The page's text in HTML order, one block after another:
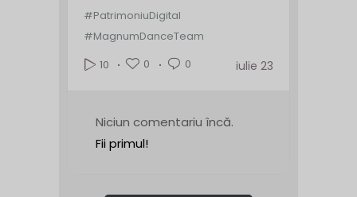
#PatrimoniuDigital
#MagnumDanceTeam
10
0 0 iulie 23
Niciun comentariu încă.
Fii primul!